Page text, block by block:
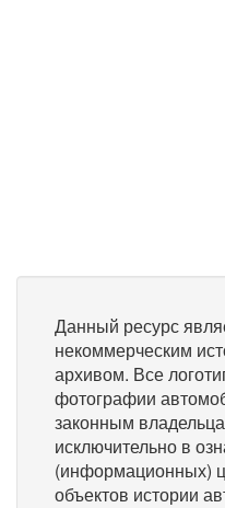
Данный ресурс
некоммерческим
архивом. Все
фотографии
законным
исключительно в
(информационных)
объектов истории